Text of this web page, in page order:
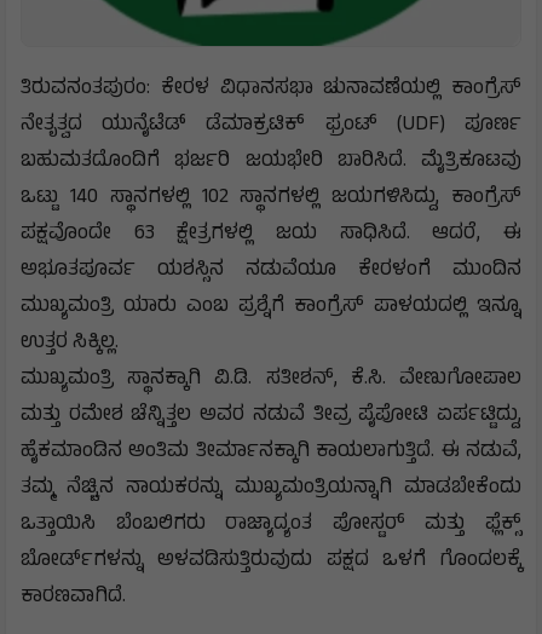
ತಿರುವನಂತಪುರಂ: ಕೇರಳ ವಿಧಾನಸಭಾ ಚುನಾವಣೆಯಲ್ಲಿ ಕಾಂಗ್ರೆಸ್
ನೇತೃತ್ವದ ಯುನೈಟೆಡ್ ಡೆಮಾಕ್ರಟಿಕ್ ಫ್ರಂಟ್ (UDF) ಪೂರ್ಣ
ಬಹುಮತದೊಂದಿಗೆ ಭರ್ಜರಿ ಜಯಭೇರಿ ಬಾರಿಸಿದೆ. ಮೈತ್ರಿಕೂಟವು
ಒಟ್ಟು 140 ಸ್ಥಾನಗಳಲ್ಲಿ 102 ಸ್ಥಾನಗಳಲ್ಲಿ ಜಯಗಳಿಸಿದ್ದು, ಕಾಂಗ್ರೆಸ್
ಪಕ್ಷವೊಂದೇ 63 ಕ್ಷೇತ್ರಗಳಲ್ಲಿ ಜಯ ಸಾಧಿಸಿದೆ. ಆದರೆ, ಈ
ಅಭೂತಪೂರ್ವ ಯಶಸ್ಸಿನ ನಡುವೆಯೂ ಕೇರಳಂಗೆ ಮುಂದಿನ
ಮುಖ್ಯಮಂತ್ರಿ ಯಾರು ಎಂಬ ಪ್ರಶ್ನೆಗೆ ಕಾಂಗ್ರೆಸ್ ಪಾಳಯದಲ್ಲಿ ಇನ್ನೂ
ಉತ್ತರ ಸಿಕ್ಕಿಲ್ಲ.
ಮುಖ್ಯಮಂತ್ರಿ ಸ್ಥಾನಕ್ಕಾಗಿ ವಿ.ಡಿ. ಸತೀಶನ್, ಕೆ.ಸಿ. ವೇಣುಗೋಪಾಲ
ಮತ್ತು ರಮೇಶ ಚೆನ್ನಿತ್ತಲ ಅವರ ನಡುವೆ ತೀವ್ರ ಪೈಪೋಟಿ ಏರ್ಪಟ್ಟಿದ್ದು,
ಹೈಕಮಾಂಡಿನ ಅಂತಿಮ ತೀರ್ಮಾನಕ್ಕಾಗಿ ಕಾಯಲಾಗುತ್ತಿದೆ. ಈ ನಡುವೆ,
ತಮ್ಮ ನೆಚ್ಚಿನ ನಾಯಕರನ್ನು ಮುಖ್ಯಮಂತ್ರಿಯನ್ನಾಗಿ ಮಾಡಬೇಕೆಂದು
ಒತ್ತಾಯಿಸಿ ಬೆಂಬಲಿಗರು ರಾಜ್ಯಾದ್ಯಂತ ಪೋಸ್ಟರ್ ಮತ್ತು ಫ್ಲೆಕ್ಸ್
ಬೋರ್ಡ್‌ಗಳನ್ನು ಅಳವಡಿಸುತ್ತಿರುವುದು ಪಕ್ಷದ ಒಳಗೆ ಗೊಂದಲಕ್ಕೆ
ಕಾರಣವಾಗಿದೆ.